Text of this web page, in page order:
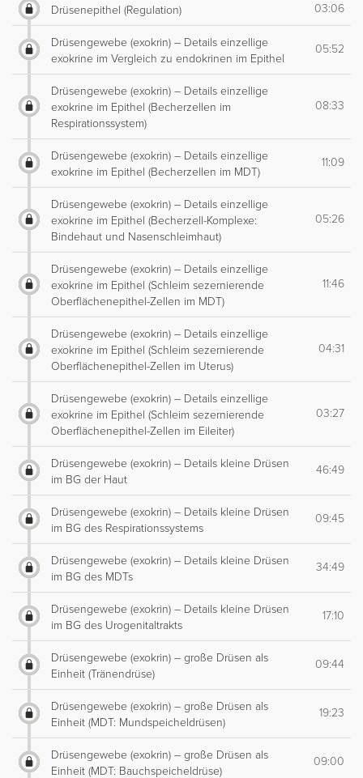
Drüsenepithel (Regulation) 03:06
Drüsengewebe (exokrin) – Details einzellige
exokrine im Vergleich zu endokrinen im Epithel
05:52
Drüsengewebe (exokrin) – Details einzellige
exokrine im Epithel (Becherzellen im
Respirationssystem)
08:33
Drüsengewebe (exokrin) – Details einzellige
exokrine im Epithel (Becherzellen im MDT)
11:09
Drüsengewebe (exokrin) – Details einzellige
exokrine im Epithel (Becherzell-Komplexe:
Bindehaut und Nasenschleimhaut)
05:26
Drüsengewebe (exokrin) – Details einzellige
exokrine im Epithel (Schleim sezernierende
Oberflächenepithel-Zellen im MDT)
11:46
Drüsengewebe (exokrin) – Details einzellige
exokrine im Epithel (Schleim sezernierende
Oberflächenepithel-Zellen im Uterus)
04:31
Drüsengewebe (exokrin) – Details einzellige
exokrine im Epithel (Schleim sezernierende
Oberflächenepithel-Zellen im Eileiter)
03:27
Drüsengewebe (exokrin) – Details kleine Drüsen
im BG der Haut
46:49
Drüsengewebe (exokrin) – Details kleine Drüsen
im BG des Respirationssystems
09:45
Drüsengewebe (exokrin) – Details kleine Drüsen
im BG des MDTs
34:49
Drüsengewebe (exokrin) – Details kleine Drüsen
im BG des Urogenitaltrakts
17:10
Drüsengewebe (exokrin) – große Drüsen als
Einheit (Tränendrüse)
09:44
Drüsengewebe (exokrin) – große Drüsen als
Einheit (MDT: Mundspeicheldrüsen)
19:23
Drüsengewebe (exokrin) – große Drüsen als
Einheit (MDT: Bauchspeicheldrüse)
09:00